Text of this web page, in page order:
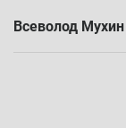
Всеволод Мухин